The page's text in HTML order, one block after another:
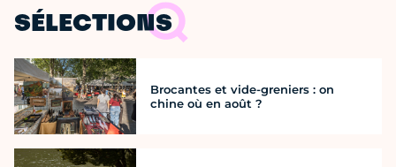
SÉLECTIONS
Brocantes et vide-greniers : on
chine où en août ?